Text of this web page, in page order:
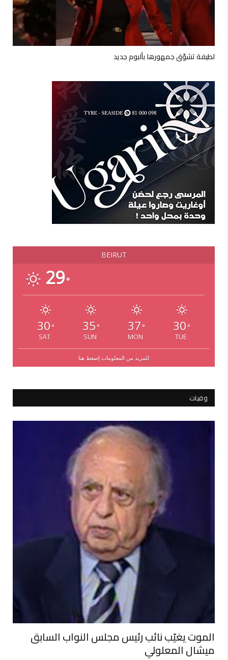
لطيفة تشوّق جمهورها بألبوم جديد
BEIRUT
29°
30 °
SAT
35 °
SUN
37 °
MON
30 °
TUE
للمزيد من المعلومات إضغط هنا
وفيات
الموت يغيّب نائب رئيس مجلس النواب السابق
ميشال المعلولي